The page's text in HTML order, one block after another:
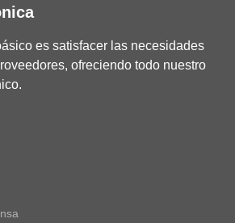
es satisfacer las necesidades
ofreciendo todo nuestro